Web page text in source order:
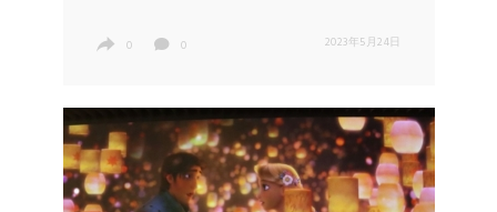
0 0 2023年5月24日